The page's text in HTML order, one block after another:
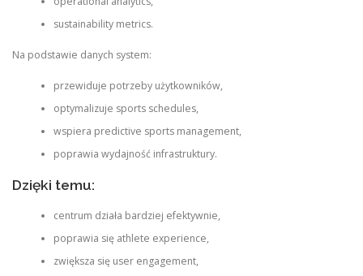
sustainability metrics.
Na podstawie danych system:
przewiduje potrzeby użytkowników,
optymalizuje sports schedules,
wspiera predictive sports management,
poprawia wydajność infrastruktury.
Dzięki temu:
centrum działa bardziej efektywnie,
poprawia się athlete experience,
zwiększa się user engagement,